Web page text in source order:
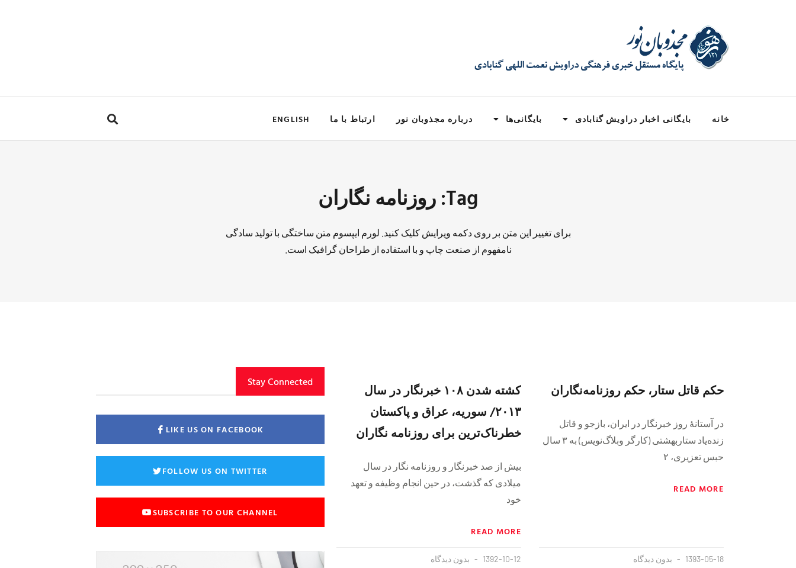
خانه بایگانی اخبار دراویش گنابادی بایگانی‌ها درباره مجذوبان نور ارتباط با ما ENGLISH
Tag: روزنامه نگاران
برای تغییر این متن بر روی دکمه ویرایش کلیک کنید. لورم ایپسوم متن ساختگی با تولید سادگی
نامفهوم از صنعت چاپ و با استفاده از طراحان گرافیک است.
حکم قاتل ستار، حکم روزنامه‌نگاران
در آستانهٔ روز خبرنگار در ایران، بازجو و قاتل
زنده‌یاد ستاربهشتی (کارگر وبلاگ‌نویس) به ۳ سال
حبس تعزیری، ۲
READ MORE
1393-05-18 بدون دیدگاه
کشته شدن ۱۰۸ خبرنگار در سال
۲۰۱۳/ سوریه، عراق و پاکستان
خطرناک‌ترین برای روزنامه نگاران
بیش از صد خبرنگار و روزنامه نگار در سال
میلادی که گذشت، در حین انجام وظیفه و تعهد
خود
READ MORE
1392-10-12 بدون دیدگاه
Stay Connected
LIKE US ON FACEBOOK
FOLLOW US ON TWITTER
SUBSCRIBE TO OUR CHANNEL